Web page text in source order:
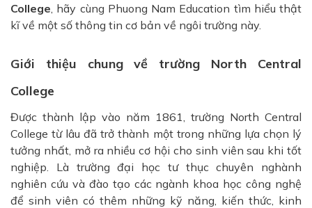
College , hãy cùng Phuong Nam Education tìm hiểu thật
kĩ về một số thông tin cơ bản về ngôi trường này.
Giới thiệu chung về trường North Central
College
Được thành lập vào năm 1861, trường North Central
College từ lâu đã trở thành một trong những lựa chọn lý
tưởng nhất, mở ra nhiều cơ hội cho sinh viên sau khi tốt
nghiệp. Là trường đại học tư thục chuyên nghành
nghiên cứu và đào tạo các ngành khoa học công nghệ
để sinh viên có thêm những kỹ năng, kiến thức, kinh